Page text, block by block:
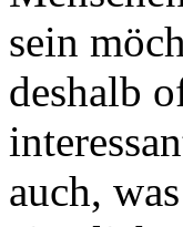
sein
deshalb
auch,